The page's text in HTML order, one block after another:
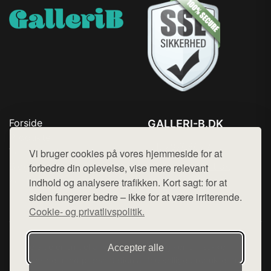
Vi bruger cookies på vores hjemmeside for at
forbedre din oplevelse, vise mere relevant
indhold og analysere trafikken. Kort sagt: for at
siden fungerer bedre – ikke for at være irriterende.
Cookie- og privatlivspolitik.
Accepter alle
Forside
Top Rabatter
Blog
Kontakt
GALLERI-B.DK
Mail: hej@want.dk
Cookie- og privatlivspolitik
Denne side er en del af want.dk, der udgiver en række
hjemmesider med præsentation af forskellige produkter fra